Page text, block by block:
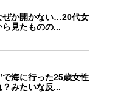
ぜか開かない…20代女
見たものの...
海に行った25歳女性
みたいな反...